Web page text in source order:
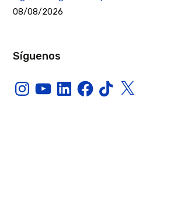
08/08/2026
Síguenos
InstagramYouTubeLinkedInFacebook
TikTokX